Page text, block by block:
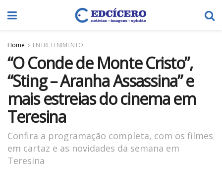
Home ENTRETENIMENTO
“O Conde de Monte Cristo”,
“Sting – Aranha Assassina” e
mais estreias do cinema em
Teresina
Confira a programação completa, com os filmes
em cartaz e as novidades da semana em
Teresina